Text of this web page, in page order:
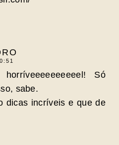
Só
sabe.
dicas incríveis e que de